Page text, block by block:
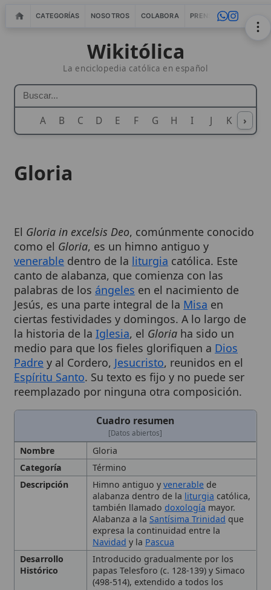
CATEGORÍAS NOSOTROS COLABORA PRENSA WEBMASTERS
Wikitólica
La enciclopedia católica en español
A B C D E F G H I J K L M
›
venerable dentro de laliturgiacatólica. Este
canto de alabanza, que comienza con las
palabras de losángelesen el nacimiento de
Jesús, es una parte integral de laMisaen
ciertas festividades y domingos. A lo largo de
la historia de laIglesia, elGloriaha sido un
medio para que los fieles glorifiquen aDios
Padrey al Cordero,Jesucristo, reunidos en el
Espíritu Santo
. Su texto es fijo y no puede ser
reemplazado por ninguna otra composición.
Cuadro resumen
[Datos abiertos]
Nombre
Gloria
Término
Descripción Himno antiguo yvenerablede
alabanza dentro de la
también llamadodoxologíamayor.
Alabanza a la
expresa la continuidad entre la
Navidady la Pascua
Introducido gradualmente por los
papas Telesforo (c. 128-139) y Simaco
(498-514), extendido a todos los
domingos y festividades.
Fecha de
Origen
Siglo II
Misa